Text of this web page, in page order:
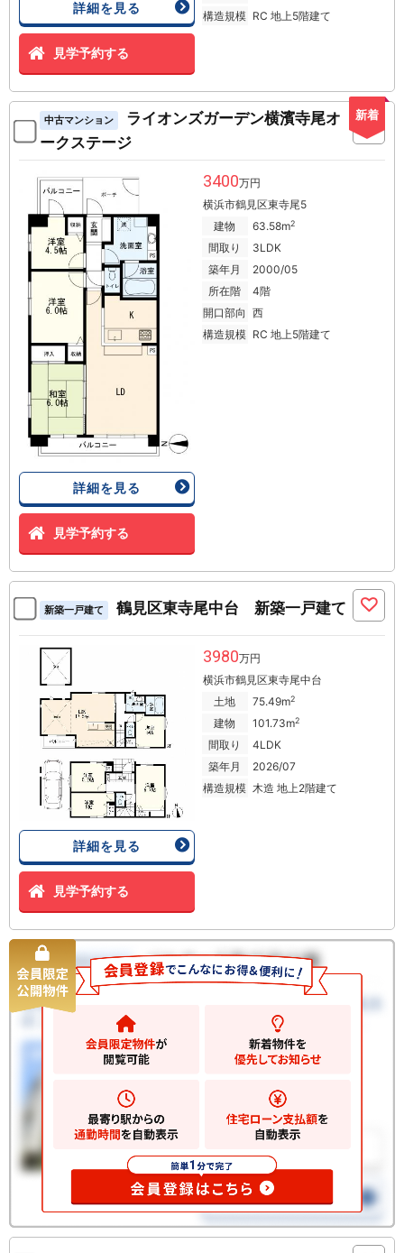
詳細を見る
見学予約する
構造規模 RC 地上5階建て
新着
中古マンション
ライオンズガーデン横濱寺尾オ
ークステージ
詳細を見る
見学予約する
3400万円
横浜市鶴見区東寺尾5
建物
63.58m2
間取り
3LDK
築年月
2000/05
所在階
4階
開口部向 西
構造規模 RC 地上5階建て
新築一戸建て 鶴見区東寺尾中台 新築一戸建て
詳細を見る
見学予約する
3980万円
横浜市鶴見区東寺尾中台
土地
75.49m2
建物 101.73m2
間取り
4LDK
築年月
2026/07
構造規模 木造 地上2階建て